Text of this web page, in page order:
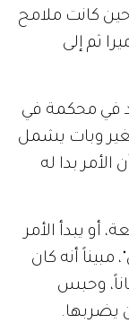
كانت ملامح
ثم إلى
في محكمة في
وبات يشمل
الأمر بدا له
أو يبدأ الأمر
أنه كان
وحبس
يضربها.